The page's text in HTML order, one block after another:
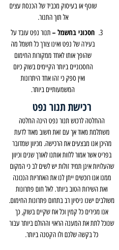
שוטף או בעיסוק מכביד של הכנסת עצים
אל תוך התנור.
חסכוני בחשמל –תנור נפט עובד על
בעירה של נפט ואינו צורך כל חשמל מה
שהופך אותו לאחד ממקורות החימום
החסכוניים ביותר הקיימים בשוק כיום
ואין ספק כי זהו אחד היתרונות
המשמעותיים ביותר.
רכישת תנור נפט
ההחלטה לרכוש תנור נפט הינה החלטה
משתלמת מאוד אך עם זאת חשוב מאוד לדעת
מהיכן אנו מבצעים את הרכישה. מכיוון שמדובר
בפריט אשר אמור ללוות אותנו לאורך שנים וכיוון
שהעלויות אינן תמיד זולות יש לשים לב כי המקום
ממנו אנו רוכשים ייתן לנו את האחריות הנכונה
ואת השירות הטוב ביותר. לאל חום פתרונות
משולבים ישנו ניסיון רב בתחום פתרונות החימום.
אנו מכירים כל קמין וכל אח שקיים בשוק, כך
שנוכל לתת את המענה הראוי וההולם ביותר עבור
כל בקשה שלכם ולו הקטנה ביותר.